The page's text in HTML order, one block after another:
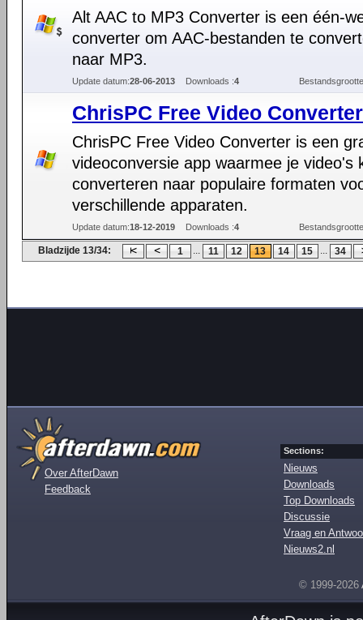
Alt AAC to MP3 Converter is een één-
converter om AAC-bestanden te
naar MP3.
Update datum:28-06-2013 Downloads :4
ChrisPC Free Video
ChrisPC Free Video Converter is een
videoconversie app waarmee je video's
converteren naar populaire formaten
verschillende apparaten.
Update datum:18-12-2019 Downloads :4
Bladzijde 13/34: 1 ... 11 12 13 14 15 ... 34
Over AfterDawn
Feedback
Sections:
Nieuws
Downloads
Top Downloads
Discussie
Vraag en
Nieuws2.nl
© 1999-2026